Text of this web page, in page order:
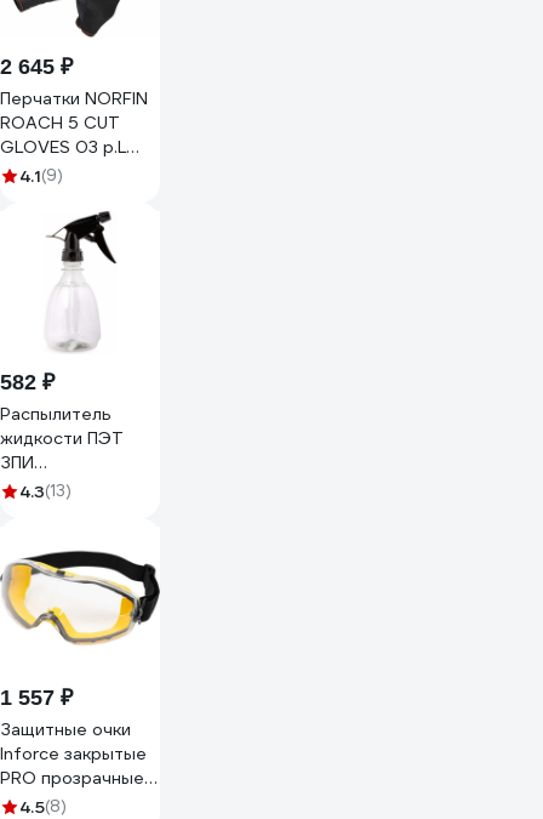
2 645 ₽
Перчатки NORFIN
ROACH 5 CUT
GLOVES 03 р.L
703072-03L
4.1(9)
582 ₽
Распылитель
жидкости ПЭТ
ЗПИ
«Альтернатива»
4.3(13)
1 557 ₽
Защитные очки
Inforce закрытые
PRO прозрачные
линзы 04-24-02
4.5(8)